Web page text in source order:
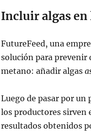
Incluir algas en
FutureFeed, una
solución para prevenir
metano: añadir algas
Luego de pasar por
los productores sirven
resultados obtenidos